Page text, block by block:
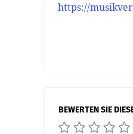
https://
BEWERTEN SIE